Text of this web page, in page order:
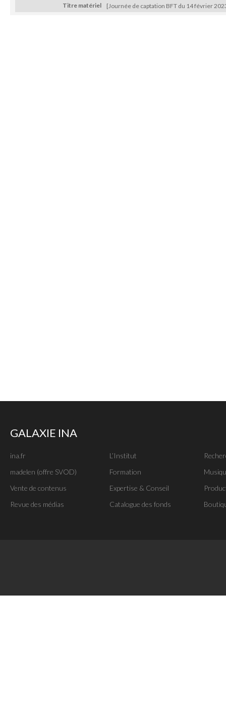
Titre matériel
[Journée de captation BFT du 14 février
GALAXIE INA
ina.fr
madelen (offre SVOD)
Vente de contenus
Revue des médias
L’Institut
Formation
Expertise & Conseil
Catalogue des fonds